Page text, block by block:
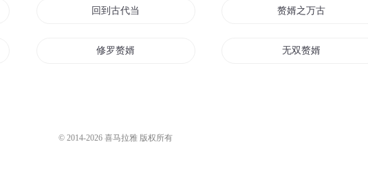
回到古代当赘婿 赘婿之万古魔君
修罗赘婿 无双赘婿
© 2014-2026 喜马拉雅 版权所有